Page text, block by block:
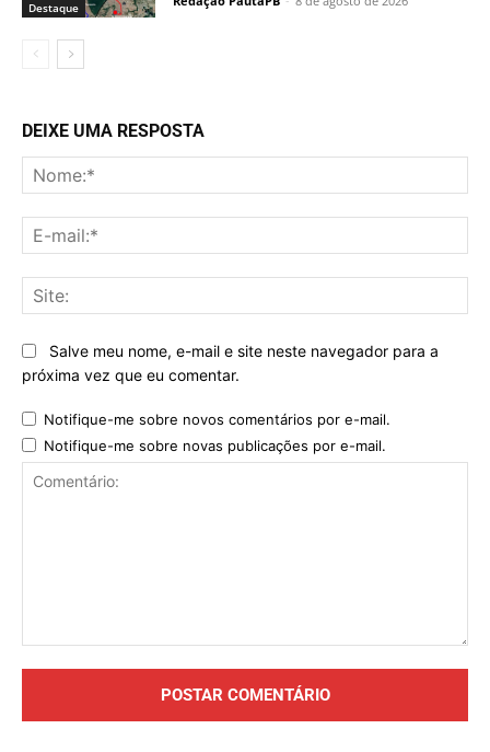
Destaque
DEIXE UMA RESPOSTA
Salve meu nome, e-mail e site neste navegador para a
próxima vez que eu comentar.
Notifique-me sobre novos comentários por e-mail.
Notifique-me sobre novas publicações por e-mail.